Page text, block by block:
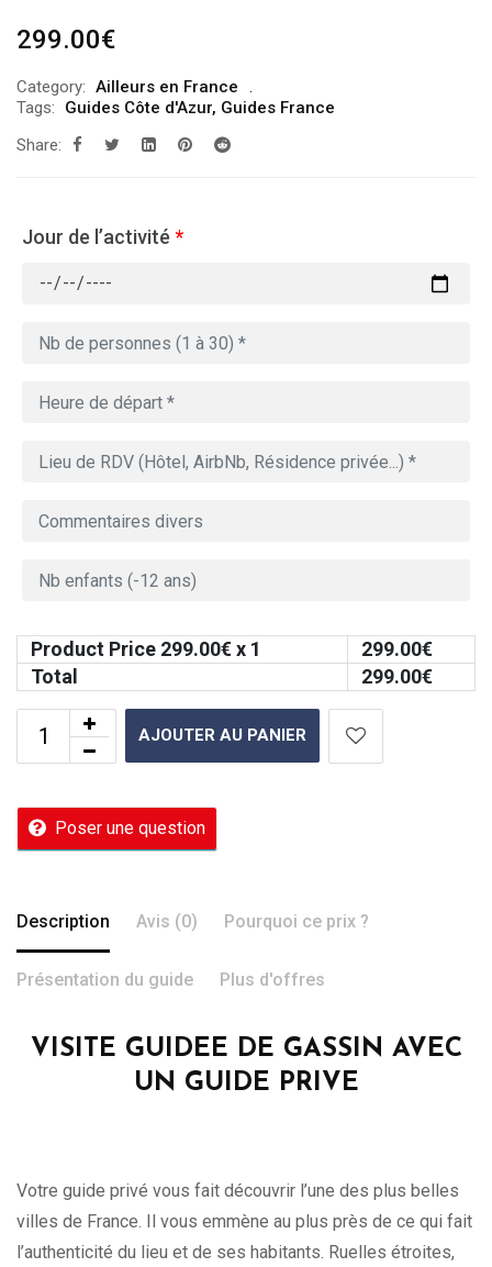
299.00€
Category: Ailleurs en France
Tags:
Guides Côte d'Azur, Guides France
Share:
Jour de l’activité *
Product Price 299.00€ x 1 299.00€
Total
299.00€
AJOUTER AU PANIER
Poser une question
Description Avis (0) Pourquoi ce prix ?
Présentation du guide Plus d'offres
VISITE GUIDEE DE GASSIN AVEC
UN GUIDE PRIVE
Votre guide privé vous fait découvrir l’une des plus belles
villes de France. Il vous emmène au plus près de ce qui fait
l’authenticité du lieu et de ses habitants. Ruelles étroites,